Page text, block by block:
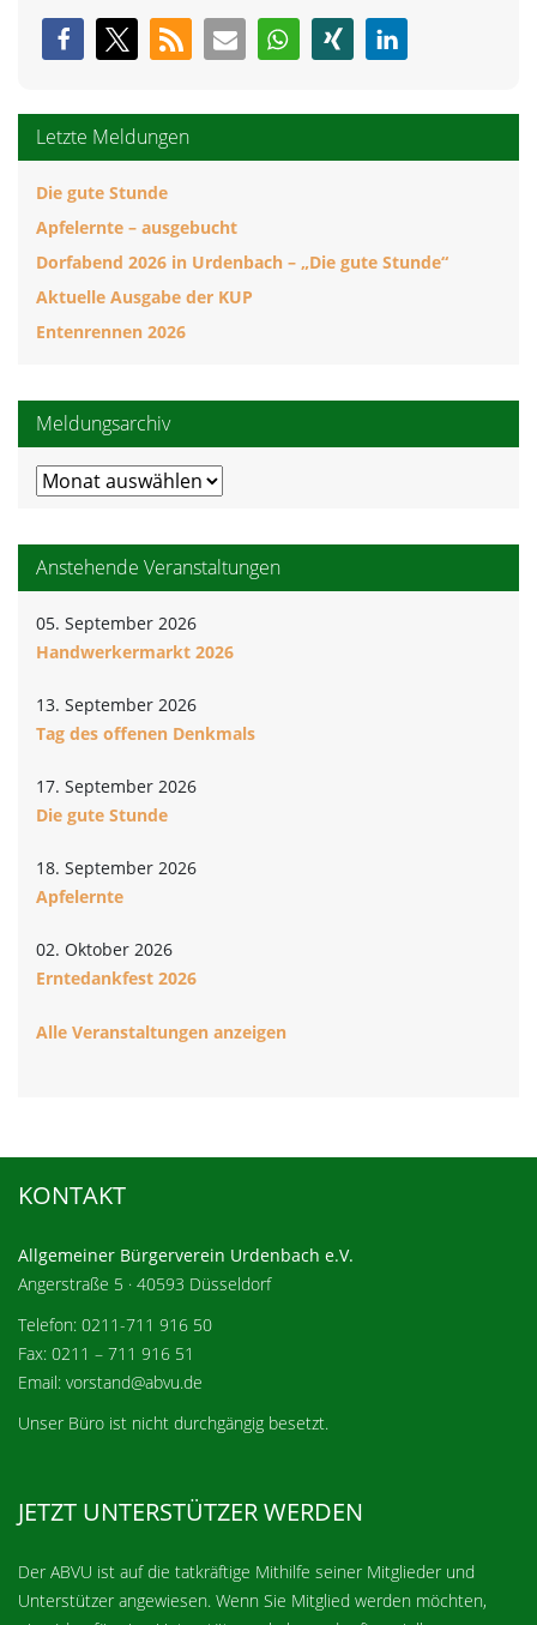
Letzte Meldungen
Die gute Stunde
Apfelernte – ausgebucht
Dorfabend 2026 in Urdenbach – „Die gute Stunde“
Aktuelle Ausgabe der KUP
Entenrennen 2026
Meldungsarchiv
Meldungsarchiv
Anstehende Veranstaltungen
05. September 2026
Handwerkermarkt 2026
13. September 2026
Tag des offenen Denkmals
17. September 2026
Die gute Stunde
18. September 2026
Apfelernte
02. Oktober 2026
Erntedankfest 2026
Alle Veranstaltungen anzeigen
KONTAKT
Allgemeiner Bürgerverein Urdenbach e.V.
Angerstraße 5 · 40593 Düsseldorf
Telefon: 0211-711 916 50
Fax: 0211 – 711 916 51
Email: vorstand@abvu.de
Unser Büro ist nicht durchgängig besetzt.
JETZT UNTERSTÜTZER WERDEN
Der ABVU ist auf die tatkräftige Mithilfe seiner Mitglieder und
Unterstützer angewiesen. Wenn Sie Mitglied werden möchten,